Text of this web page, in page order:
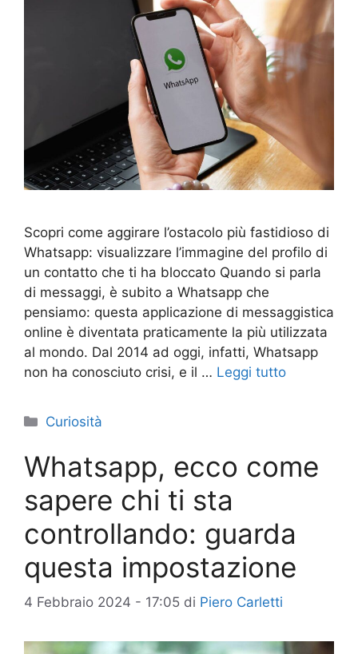
Scopri come aggirare l’ostacolo più fastidioso di
Whatsapp: visualizzare l’immagine del profilo di
un contatto che ti ha bloccato Quando si parla
di messaggi, è subito a Whatsapp che
pensiamo: questa applicazione di messaggistica
online è diventata praticamente la più utilizzata
al mondo. Dal 2014 ad oggi, infatti, Whatsapp
non ha conosciuto crisi, e il … Leggi tutto
Categorie
Curiosità
Whatsapp, ecco come
sapere chi ti sta
controllando: guarda
questa impostazione
4 Febbraio 2024 - 17:05 di Piero Carletti